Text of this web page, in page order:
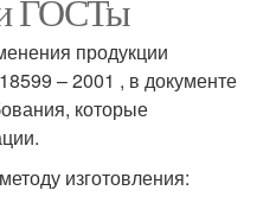
и ГОСТы
продукции
– 2001 , в документе
которые
изготовления: